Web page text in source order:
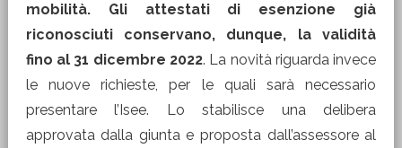
mobilità. Gli attestati di esenzione già
riconosciuti conservano, dunque, la validità
fino al 31 dicembre 2022. La novità riguarda invece
le nuove richieste, per le quali sarà necessario
presentare l’Isee. Lo stabilisce una delibera
approvata dalla giunta e proposta dall’assessore al